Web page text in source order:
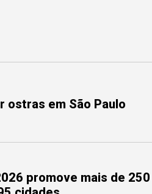
ostras em São Paulo
promove mais de 250